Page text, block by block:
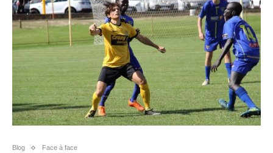
Blog Face à face